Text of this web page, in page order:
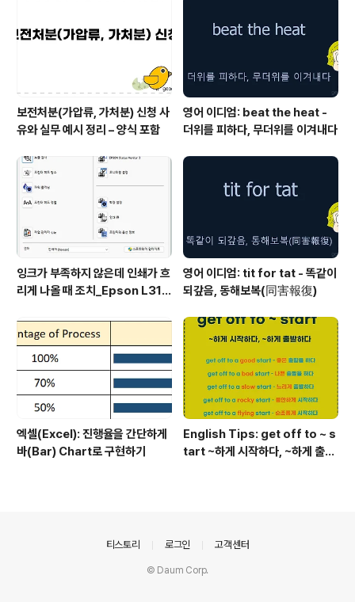
보전처분(가압류, 가처분) 신청 사
유와 실무 예시 정리 – 양식 포함
영어 이디엄: beat the heat -
더위를 피하다, 무더위를 이겨내다
잉크가 부족하지 않은데 인쇄가 흐
리게 나올 때 조치_Epson L315
영어 이디엄: tit for tat - 똑같이
되갚음, 동해보복(同害報復)
엑셀(Excel): 진행율을 간단하게
바(Bar) Chart로 구현하기
English Tips: get off to ~ s
tart ~하게 시작하다, ~하게 출발
티스토리 로그인 고객센터
© Daum Corp.